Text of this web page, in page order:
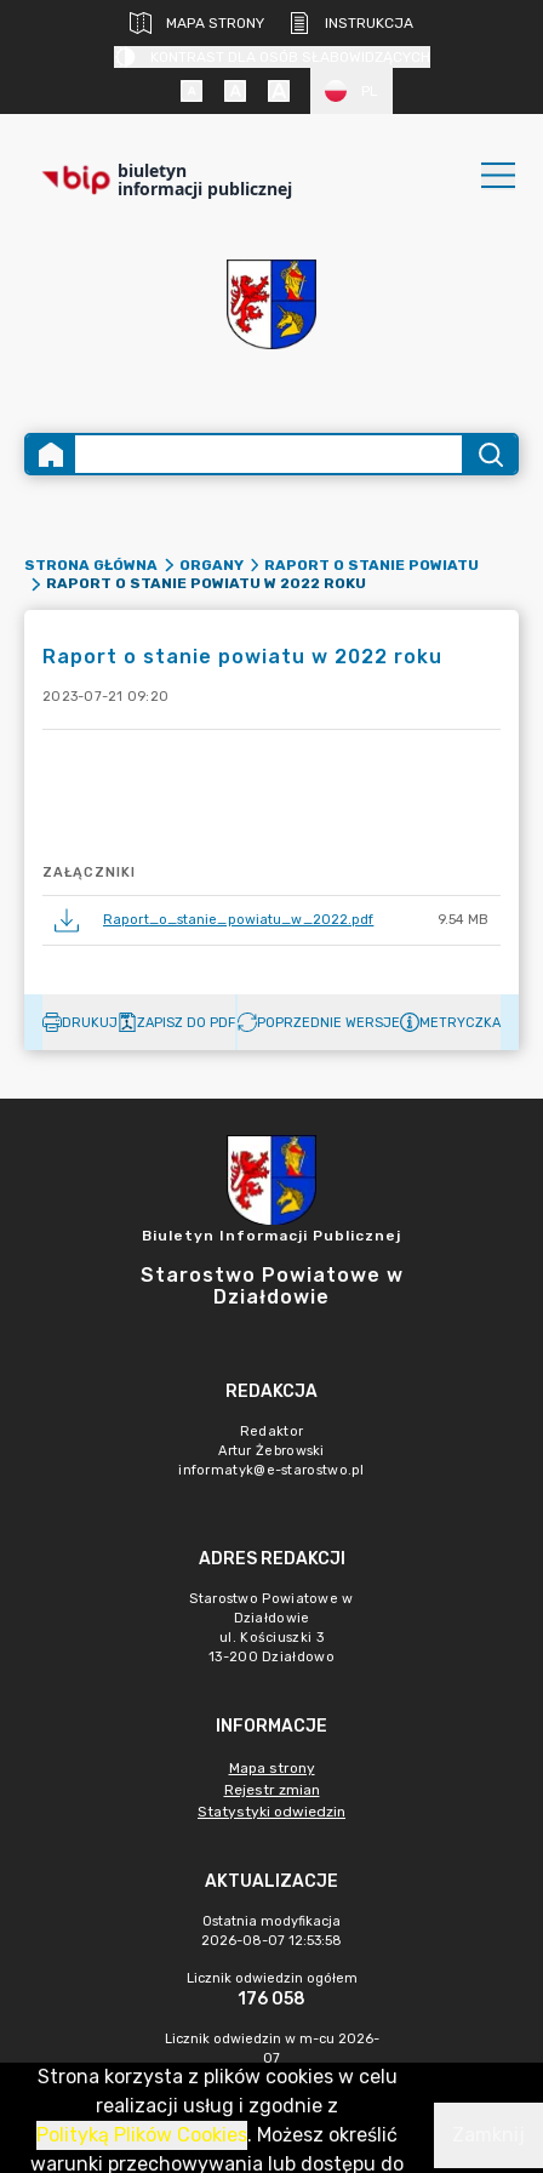
MAPA STRONY
INSTRUKCJA
biuletyn
informacji publicznej
STRONA GŁÓWNA ORGANY
RAPORT O STANIE POWIATU
RAPORT O STANIE POWIATU W 2022 ROKU
Raport o stanie powiatu w 2022 roku
2023-07-21 09:20
ZAŁĄCZNIKI
Raport_o_stanie_powiatu_w_2022.pdf 9.54 MB
DRUKUJ ZAPISZ DO PDF POPRZEDNIE WERSJE METRYCZKA
Biuletyn Informacji Publicznej
Starostwo Powiatowe w
Działdowie
REDAKCJA
Redaktor
Artur Żebrowski
informatyk@e-starostwo.pl
ADRES REDAKCJI
Starostwo Powiatowe w
Działdowie
ul. Kościuszki 3
13-200 Działdowo
INFORMACJE
Mapa strony
Rejestr zmian
Statystyki odwiedzin
AKTUALIZACJE
Ostatnia modyfikacja
2026-08-07 12:53:58
Licznik odwiedzin ogółem
176 058
Licznik odwiedzin w m-cu 2026-
07
443
CMS & Hosting: Nefeni Sp. z o.o.
Strona korzysta z plików cookies w celu
realizacji usług i zgodnie z
Polityką Plików Cookies. Możesz określić
warunki przechowywania lub dostępu do